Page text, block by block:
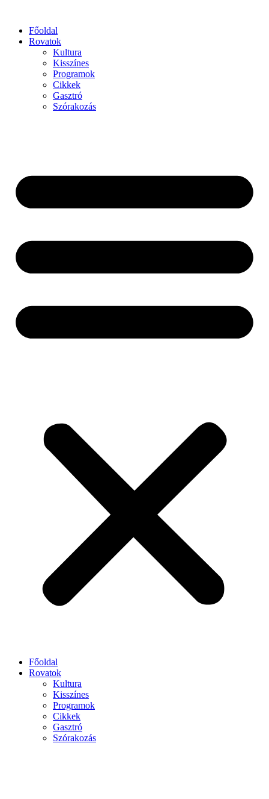
Főoldal
Rovatok
Kultura
Kisszínes
Programok
Cikkek
Gasztró
Szórakozás
Főoldal
Rovatok
Kultura
Kisszínes
Programok
Cikkek
Gasztró
Szórakozás